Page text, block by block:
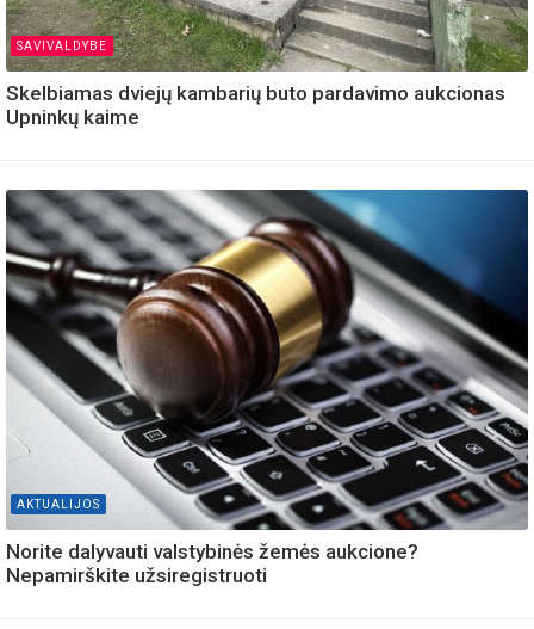
SAVIVALDYBE
Skelbiamas dviejų kambarių buto pardavimo aukcionas
Upninkų kaime
AKTUALIJOS
Norite dalyvauti valstybinės žemės aukcione?
Nepamirškite užsiregistruoti